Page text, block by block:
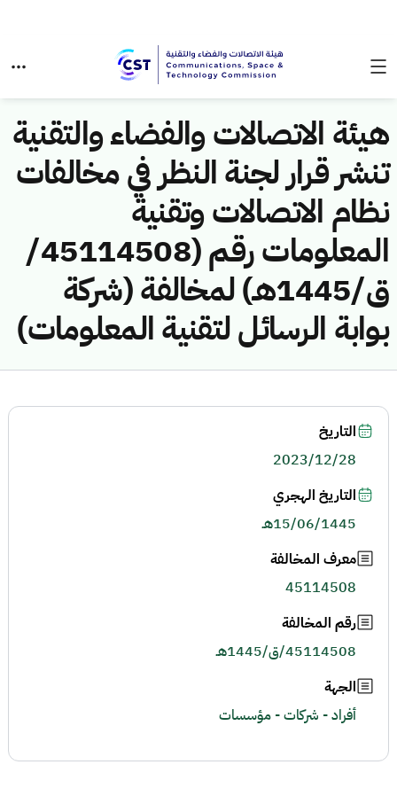
هيئة الاتصالات والفضاء والتقنية
تنشر قرار لجنة النظر في مخالفات
نظام الاتصالات وتقنية
المعلومات رقم (45114508/
ق/1445هـ) لمخالفة (شركة
بوابة الرسائل لتقنية المعلومات)
التاريخ
2023/12/28
التاريخ الهجري
15/06/1445هـ
معرف المخالفة
45114508
رقم المخالفة
45114508/ق/1445هـ
الجهة
أفراد - شركات - مؤسسات